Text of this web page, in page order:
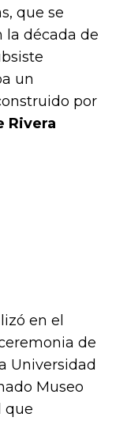
que se
la década de
un
por
Rivera
en el
de
Universidad
Museo
que